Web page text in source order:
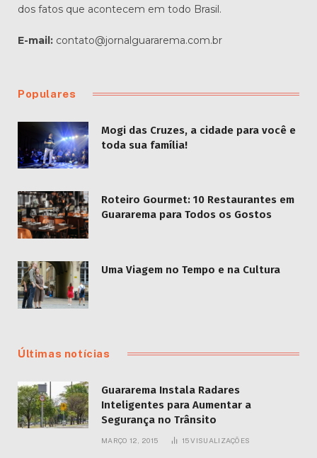
dos fatos que acontecem em todo Brasil.
E-mail: contato@jornalguararema.com.br
Populares
Mogi das Cruzes, a cidade para você e
toda sua família!
Roteiro Gourmet: 10 Restaurantes em
Guararema para Todos os Gostos
Uma Viagem no Tempo e na Cultura
Últimas notícias
Guararema Instala Radares
Inteligentes para Aumentar a
Segurança no Trânsito
MARÇO 12, 2015 15VISUALIZAÇÕES